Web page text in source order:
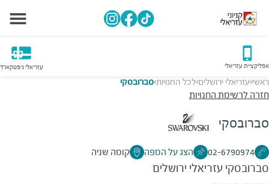
אפליקציית עזריאלי עזריאלי גיפטקארד
ראשי>עזריאלי ירושלים>לכל החנויות>סברובסקי
חזרה לרשימת החנויות
סברובסקי
02-6790974 הצג על המפה קומה שניה
סברובסקי עזריאלי ירושלים